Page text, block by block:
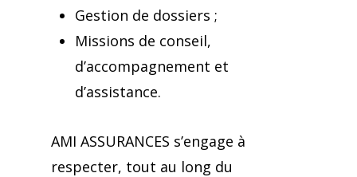
Gestion de dossiers ;
Missions de conseil,
d’accompagnement et
d’assistance.
AMI ASSURANCES s’engage à
respecter, tout au long du